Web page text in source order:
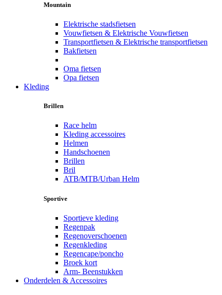
Mountain
Elektrische stadsfietsen
Vouwfietsen & Elektrische Vouwfietsen
Transportfietsen & Elektrische transportfietsen
Bakfietsen
Oma fietsen
Opa fietsen
Kleding
Brillen
Race helm
Kleding accessoires
Helmen
Handschoenen
Brillen
Bril
ATB/MTB/Urban Helm
Sportive
Sportieve kleding
Regenpak
Regenoverschoenen
Regenkleding
Regencape/poncho
Broek kort
Arm- Beenstukken
Onderdelen & Accessoires